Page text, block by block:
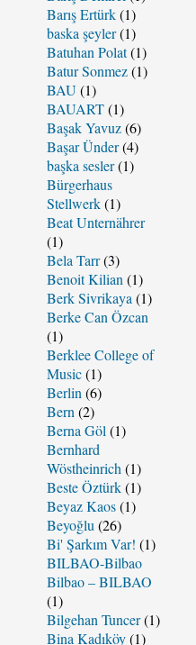
Barış Ertürk(1)
baska şeyler(1)
Batuhan Polat(1)
Batur Sonmez(1)
BAU (1)
BAUART(1)
Başak Yavuz(6)
Başar Ünder(4)
başka sesler(1)
Bürgerhaus
Stellwerk(1)
Beat Unternährer
(1)
Bela Tarr(3)
Benoit Kilian (1)
Berk Sivrikaya (1)
Berke Can Özcan
(1)
Berklee College of
Music(1)
Berlin (6)
Bern (2)
Berna Göl (1)
Bernhard
Wöstheinrich (1)
Beste Öztürk(1)
Beyaz Kaos(1)
Beyoğlu (26)
Bi' Şarkım Var! (1)
BILBAO-Bilbao
Bilbao – BILBAO
(1)
Bilgehan Tuncer(1)
Bina Kadıköy(1)